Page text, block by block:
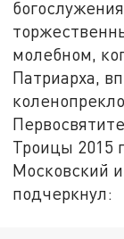
молебном,
Патриарха,
Троицы 2015
Московский
подчеркнул: